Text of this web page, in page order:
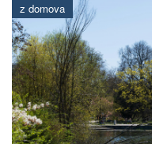
z domova